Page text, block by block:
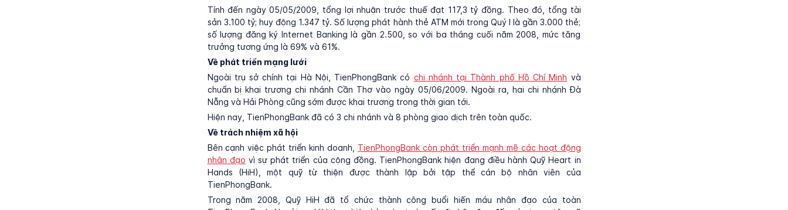
Tính đến ngày 05/05/2009, tổng lợi nhuận trước thuế đạt 117,3 tỷ đồng. Theo đó, tổng tài
sản 3.100 tỷ; huy động 1.347 tỷ. Số lượng phát hành thẻ ATM mới trong Quý I là gần 3.000 thẻ;
số lượng đăng ký Internet Banking là gần 2.500, so với ba tháng cuối năm 2008, mức tăng
trưởng tương ứng là 69% và 61%.
Về phát triển mạng lưới
Ngoài trụ sở chính tại Hà Nội, TienPhongBank có chi nhánh tại Thành phố Hồ Chí Minh và
chuẩn bị khai trương chi nhánh Cần Thơ vào ngày 05/06/2009. Ngoài ra, hai chi nhánh Đà
Nẵng và Hải Phòng cũng sớm được khai trương trong thời gian tới.
Hiện nay, TienPhongBank đã có 3 chi nhánh và 8 phòng giao dịch trên toàn quốc.
Về trách nhiệm xã hội
Bên cạnh việc phát triển kinh doanh, TienPhongBank còn phát triển mạnh mẽ các hoạt động
nhân đạo vì sự phát triển của cộng đồng. TienPhongBank hiện đang điều hành Quỹ Heart in
Hands (HiH), một quỹ từ thiện được thành lập bởi tập thể cán bộ nhân viên của
TienPhongBank.
Trong năm 2008, Quỹ HiH đã tổ chức thành công buổi hiến máu nhân đạo của toàn